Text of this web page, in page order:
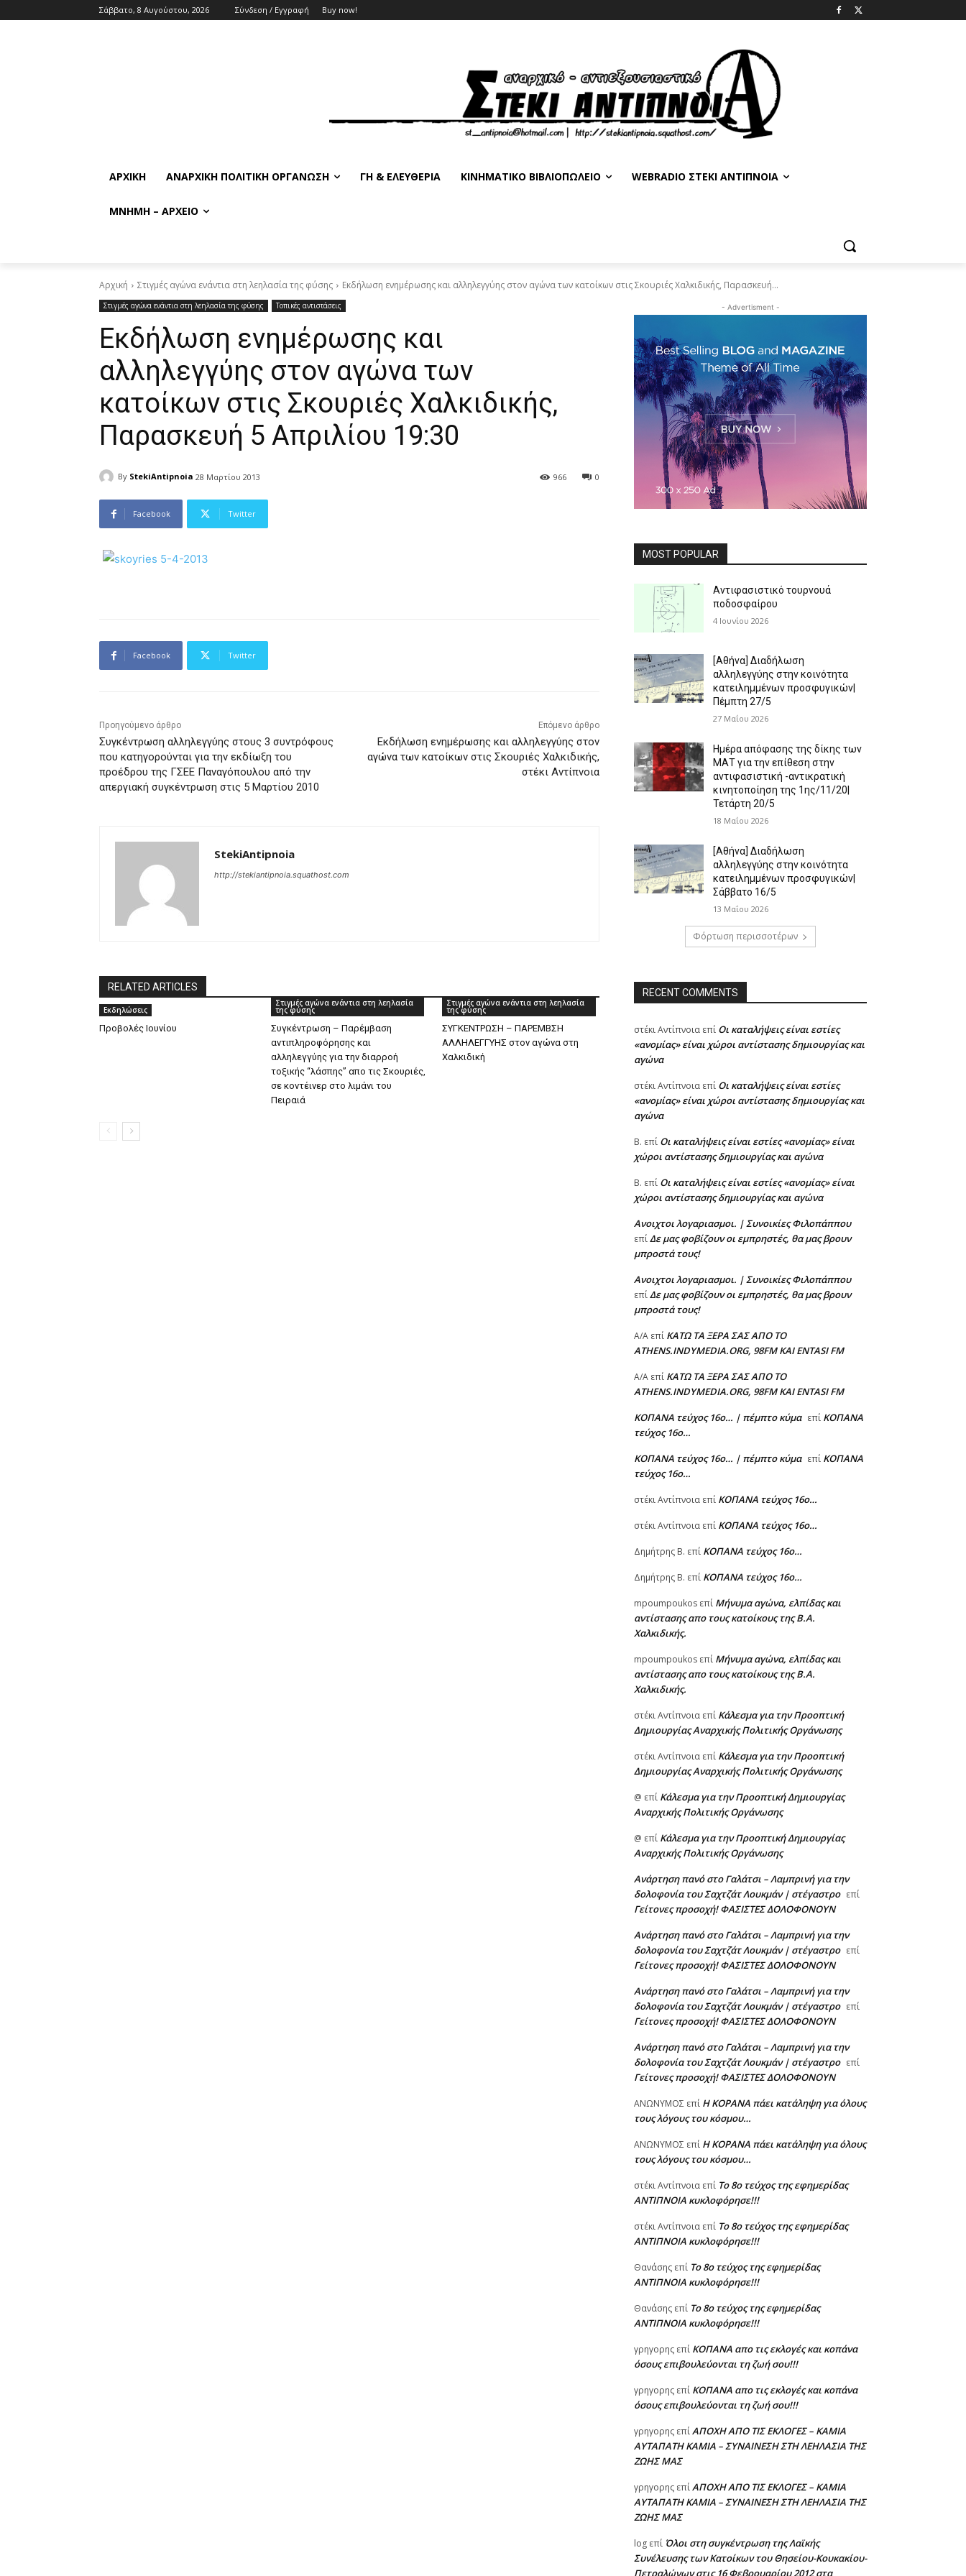
Σάββατο, 8 Αυγούστου, 2026 Σύνδεση / Εγγραφή Buy now!
ΑΡΧΙΚΉ ΑΝΑΡΧΙΚΉ ΠΟΛΙΤΙΚΉ ΟΡΓΆΝΩΣΗ ΓΗ & ΕΛΕΥΘΕΡΊΑ ΚΙΝΗΜΑΤΙΚΌ ΒΙΒΛΙΟΠΩΛΕΊΟ WEBRADIO ΣΤΈΚΙ ΑΝΤΊΠΝΟΙΑ
ΜΝΉΜΗ – ΑΡΧΕΊΟ
Αρχική Στιγμές αγώνα ενάντια στη λεηλασία της φύσης Εκδήλωση ενημέρωσης και αλληλεγγύης στον αγώνα των κατοίκων στις Σκουριές Χαλκιδικής, Παρασκευή...
Στιγμές αγώνα ενάντια στη λεηλασία της φύσης Τοπικές αντιστάσεις
Εκδήλωση ενημέρωσης και
αλληλεγγύης στον αγώνα των
κατοίκων στις Σκουριές Χαλκιδικής,
Παρασκευή 5 Απριλίου 19:30
By StekiAntipnoia 28 Μαρτίου 2013 0
966
Facebook Twitter
Facebook Twitter
Προηγούμενο άρθρο
Συγκέντρωση αλληλεγγύης στους 3 συντρόφους
που κατηγορούνται για την εκδίωξη του
προέδρου της ΓΣΕΕ Παναγόπουλου από την
απεργιακή συγκέντρωση στις 5 Μαρτίου 2010
Επόμενο άρθρο
Εκδήλωση ενημέρωσης και αλληλεγγύης στον
αγώνα των κατοίκων στις Σκουριές Χαλκιδικής,
στέκι Αντίπνοια
StekiAntipnoia
http://stekiantipnoia.squathost.com
RELATED ARTICLES
Εκδηλώσεις
Προβολές Ιουνίου
Στιγμές αγώνα ενάντια στη λεηλασία
της φύσης
Συγκέντρωση – Παρέμβαση
αντιπληροφόρησης και
αλληλεγγύης για την διαρροή
τοξικής “λάσπης” απο τις Σκουριές,
σε κοντέινερ στο λιμάνι του
Πειραιά
Στιγμές αγώνα ενάντια στη λεηλασία
της φύσης
ΣΥΓΚΕΝΤΡΩΣΗ – ΠΑΡΕΜΒΣΗ
ΑΛΛΗΛΕΓΓΥΗΣ στον αγώνα στη
Χαλκιδική
- Advertisment -
MOST POPULAR
Αντιφασιστικό τουρνουά
ποδοσφαίρου
4 Ιουνίου 2026
[Αθήνα] Διαδήλωση
αλληλεγγύης στην κοινότητα
κατειλημμένων προσφυγικών|
Πέμπτη 27/5
27 Μαΐου 2026
Ημέρα απόφασης της δίκης των
ΜΑΤ για την επίθεση στην
αντιφασιστική -αντικρατική
κινητοποίηση της 1ης/11/20|
Τετάρτη 20/5
18 Μαΐου 2026
[Αθήνα] Διαδήλωση
αλληλεγγύης στην κοινότητα
κατειλημμένων προσφυγικών|
Σάββατο 16/5
13 Μαΐου 2026
Φόρτωση περισσοτέρων
RECENT COMMENTS
στέκι Αντίπνοια επί Oι καταλήψεις είναι εστίες
«ανομίας» είναι χώροι αντίστασης δημιουργίας και
αγώνα
στέκι Αντίπνοια επί Oι καταλήψεις είναι εστίες
«ανομίας» είναι χώροι αντίστασης δημιουργίας και
αγώνα
Β. επί Oι καταλήψεις είναι εστίες «ανομίας» είναι
χώροι αντίστασης δημιουργίας και αγώνα
Β. επί Oι καταλήψεις είναι εστίες «ανομίας» είναι
χώροι αντίστασης δημιουργίας και αγώνα
Ανοιχτοι λογαριασμοι. | Συνοικίες Φιλοπάππου
επίΔε μας φοβίζουν οι εμπρηστές, θα μας βρουν
μπροστά τους!
Ανοιχτοι λογαριασμοι. | Συνοικίες Φιλοπάππου
επίΔε μας φοβίζουν οι εμπρηστές, θα μας βρουν
μπροστά τους!
A/A επί ΚΑΤΩ ΤΑ ΞΕΡΑ ΣΑΣ ΑΠΟ ΤΟ
ATHENS.INDYMEDIA.ORG, 98FM ΚΑΙ ENTASI FM
A/A επί ΚΑΤΩ ΤΑ ΞΕΡΑ ΣΑΣ ΑΠΟ ΤΟ
ATHENS.INDYMEDIA.ORG, 98FM ΚΑΙ ENTASI FM
ΚΟΠΑΝΑ τεύχος 16ο… | πέμπτο κύμα επί ΚΟΠΑΝΑ
τεύχος 16ο…
ΚΟΠΑΝΑ τεύχος 16ο… | πέμπτο κύμα επί ΚΟΠΑΝΑ
τεύχος 16ο…
στέκι Αντίπνοια επί ΚΟΠΑΝΑ τεύχος 16ο…
στέκι Αντίπνοια επί ΚΟΠΑΝΑ τεύχος 16ο…
Δημήτρης Β. επί ΚΟΠΑΝΑ τεύχος 16ο…
Δημήτρης Β. επί ΚΟΠΑΝΑ τεύχος 16ο…
mpoumpoukos επί Μήνυμα αγώνα, ελπίδας και
αντίστασης απο τους κατοίκους της Β.Α.
Χαλκιδικής.
mpoumpoukos επί Μήνυμα αγώνα, ελπίδας και
αντίστασης απο τους κατοίκους της Β.Α.
Χαλκιδικής.
στέκι Αντίπνοια επί Κάλεσμα για την Προοπτική
Δημιουργίας Αναρχικής Πολιτικής Οργάνωσης
στέκι Αντίπνοια επί Κάλεσμα για την Προοπτική
Δημιουργίας Αναρχικής Πολιτικής Οργάνωσης
@ επί Κάλεσμα για την Προοπτική Δημιουργίας
Αναρχικής Πολιτικής Οργάνωσης
@ επί Κάλεσμα για την Προοπτική Δημιουργίας
Αναρχικής Πολιτικής Οργάνωσης
Ανάρτηση πανό στο Γαλάτσι – Λαμπρινή για την
δολοφονία του Σαχτζάτ Λουκμάν | στέγαστρο επί
Γείτονες προσοχή! ΦΑΣΙΣΤΕΣ ΔΟΛΟΦΟΝΟΥΝ
Ανάρτηση πανό στο Γαλάτσι – Λαμπρινή για την
δολοφονία του Σαχτζάτ Λουκμάν | στέγαστρο επί
Γείτονες προσοχή! ΦΑΣΙΣΤΕΣ ΔΟΛΟΦΟΝΟΥΝ
Ανάρτηση πανό στο Γαλάτσι – Λαμπρινή για την
δολοφονία του Σαχτζάτ Λουκμάν | στέγαστρο επί
Γείτονες προσοχή! ΦΑΣΙΣΤΕΣ ΔΟΛΟΦΟΝΟΥΝ
Ανάρτηση πανό στο Γαλάτσι – Λαμπρινή για την
δολοφονία του Σαχτζάτ Λουκμάν | στέγαστρο επί
Γείτονες προσοχή! ΦΑΣΙΣΤΕΣ ΔΟΛΟΦΟΝΟΥΝ
AΝΩΝΥΜΟΣ επί Η KOPANA πάει κατάληψη για όλους
τους λόγους του κόσμου…
AΝΩΝΥΜΟΣ επί Η KOPANA πάει κατάληψη για όλους
τους λόγους του κόσμου…
στέκι Αντίπνοια επί Το 8ο τεύχος της εφημερίδας
ΑΝΤΙΠΝΟΙΑ κυκλοφόρησε!!!
στέκι Αντίπνοια επί Το 8ο τεύχος της εφημερίδας
ΑΝΤΙΠΝΟΙΑ κυκλοφόρησε!!!
Θανάσης επί Το 8ο τεύχος της εφημερίδας
ΑΝΤΙΠΝΟΙΑ κυκλοφόρησε!!!
Θανάσης επί Το 8ο τεύχος της εφημερίδας
ΑΝΤΙΠΝΟΙΑ κυκλοφόρησε!!!
γρηγορης επί ΚΟΠΑΝΑ απο τις εκλογές και κοπάνα
όσους επιβουλεύονται τη ζωή σου!!!
γρηγορης επί ΚΟΠΑΝΑ απο τις εκλογές και κοπάνα
όσους επιβουλεύονται τη ζωή σου!!!
γρηγορης επίΑΠΟΧΗ ΑΠΟ ΤΙΣ ΕΚΛΟΓΕΣ – ΚΑΜΙΑ
ΑΥΤΑΠΑΤΗ ΚΑΜΙΑ – ΣΥΝΑΙΝΕΣΗ ΣΤΗ ΛΕΗΛΑΣΙΑ ΤΗΣ
ΖΩΗΣ ΜΑΣ
γρηγορης επίΑΠΟΧΗ ΑΠΟ ΤΙΣ ΕΚΛΟΓΕΣ – ΚΑΜΙΑ
ΑΥΤΑΠΑΤΗ ΚΑΜΙΑ – ΣΥΝΑΙΝΕΣΗ ΣΤΗ ΛΕΗΛΑΣΙΑ ΤΗΣ
ΖΩΗΣ ΜΑΣ
log επί Όλοι στη συγκέντρωση της Λαϊκής
Συνέλευσης των Κατοίκων του Θησείου-Κουκακίου-
Πετραλώνων στις 16 Φεβρουαρίου 2012 στα